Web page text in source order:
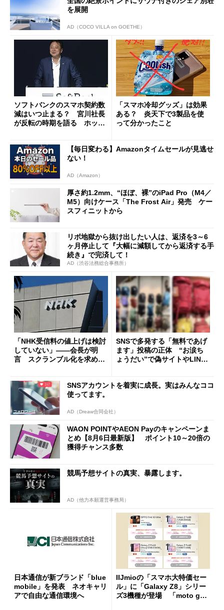
を展開
AD（COCO VILLA on GOETHE）
ソフトバンクのスマホ契約数
減はいつ止まる？ 宮川社長
が反転の時期を語る ホッピ
「スマホ冷却グッズ」は効果
ある？ 炎天下で3製品を使
って分かったこと
【毎日変わる】Amazonタイムセールが見逃せ
ない！
AD（Amazon）
厚さ約1.2mm、“ほぼ、裸”のiPad Pro（M4／
M5）向けケース「The Frost Air」発売 ケー
スフィニットから
リボ地獄から抜け出したい人は、返済を3～6
ヶ月停止して『大幅に減額してから返済する手
続き』で完済して！
AD（渋谷法務総合事務所）
「NHK受信料の値上げは検討
していない」――会長が明
言 スクランブル化を求める
SNSで多発する「無料であげ
ます」投稿の正体 “お涙ち
ょうだい”で偽サイトやLINE
SNSアカウントを着実に成長。実はみんなココ
使ってます。
AD（Dreaw合同会社）
WAON POINTやAEON Payのキャンペーンま
とめ【8月6日最新版】 ポイント10～20倍の
獲得チャンス多数
競馬予想サイトの真実、暴露します。
AD（他力本願運営事務局）
日本通信が新ブランド「blue
mobile」を発表 ネオキャリ
アで自由な通信環境へ
IIJmioの「スマホ大特価セー
ル」に「Galaxy Z8」シリー
ズ3機種が登場 「moto g37